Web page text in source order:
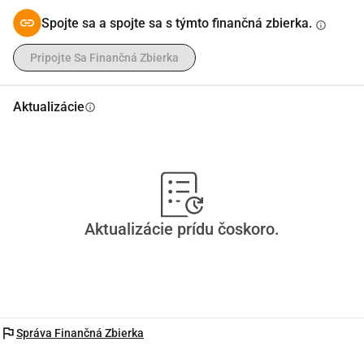
Spojte sa a spojte sa s týmto finančná zbierka. info
Pripojte Sa Finančná Zbierka
Aktualizácieinfo
Aktualizácie prídu čoskoro.
flagSpráva Finančná Zbierka